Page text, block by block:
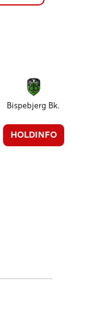
Bispebjerg Bk.
HOLDINFO